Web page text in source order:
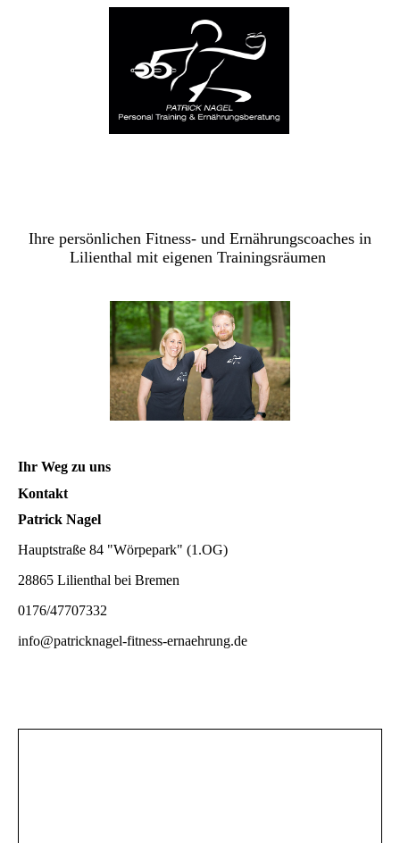
Ihre persönlichen Fitness- und Ernährungscoaches in
Lilienthal mit eigenen Trainingsräumen
Ihr Weg zu uns
Kontakt
Patrick Nagel
Hauptstraße 84 "Wörpepark" (1.OG)
28865 Lilienthal bei Bremen
0176/47707332
info@patricknagel-fitness-ernaehrung.de